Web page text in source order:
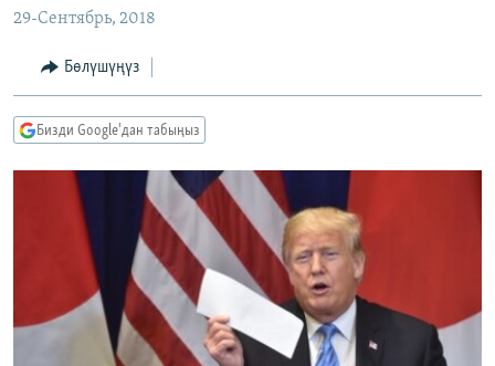
МАДАНИЯТ
ТВ ПРОГРАММАЛАР
БҮГҮН АЗАТТЫКТА
ДАНИСТЕ
ЭЖЕ-СИҢДИЛЕР
АЗАТТЫК+
ЫҢГАЙСЫЗ СУРООЛОР
ПОДКАСТ
Русский
ОНЛАЙН ШЕРИНЕ
29-Сентябрь, 2018
Бөлүшүңүз
Бизди Google'дан табыңыз